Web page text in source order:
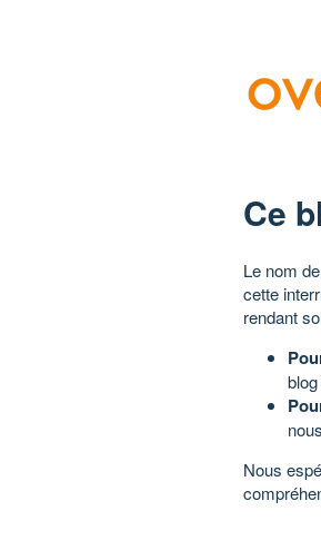
Ce
Le nom
cette
rendant
Nous